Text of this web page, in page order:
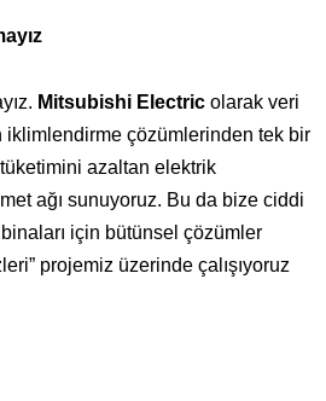
Mitsubishi Electricolarak veri
çözümlerinden tek bir
azaltan elektrik
ağı sunuyoruz. Bu da bize ciddi
için bütünsel çözümler
projemiz üzerinde çalışıyoruz